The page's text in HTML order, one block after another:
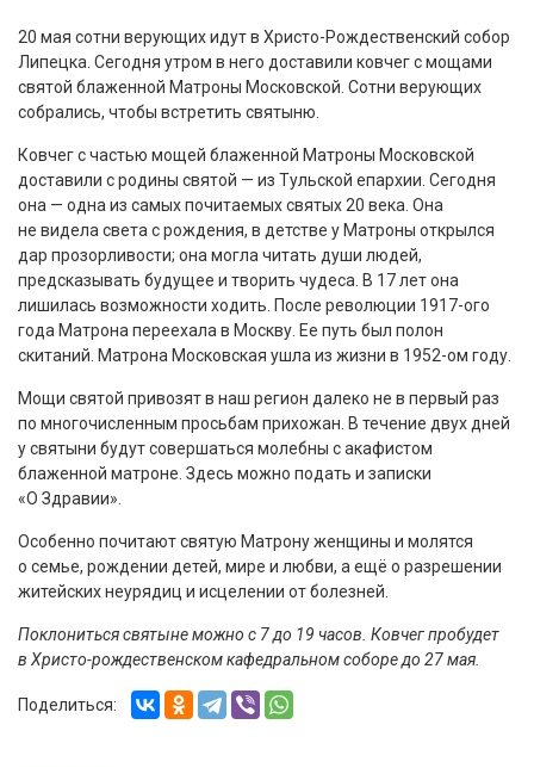
20 мая сотни верующих идут в Христо-Рождественский собор
Липецка. Сегодня утром в него доставили ковчег с мощами
святой блаженной Матроны Московской. Сотни верующих
собрались, чтобы встретить святыню.
Ковчег с частью мощей блаженной Матроны Московской
доставили с родины святой — из Тульской епархии. Сегодня
она — одна из самых почитаемых святых 20 века. Она
не видела света с рождения, в детстве у Матроны открылся
дар прозорливости; она могла читать души людей,
предсказывать будущее и творить чудеса. В 17 лет она
лишилась возможности ходить. После революции 1917-ого
года Матрона переехала в Москву. Ее путь был полон
скитаний. Матрона Московская ушла из жизни в 1952-ом году.
Мощи святой привозят в наш регион далеко не в первый раз
по многочисленным просьбам прихожан. В течение двух дней
у святыни будут совершаться молебны с акафистом
блаженной матроне. Здесь можно подать и записки
«О Здравии».
Особенно почитают святую Матрону женщины и молятся
о семье, рождении детей, мире и любви, а ещё о разрешении
житейских неурядиц и исцелении от болезней.
Поклониться святыне можно с 7 до 19 часов. Ковчег пробудет
в Христо-рождественском кафедральном соборе до 27 мая.
Поделиться: